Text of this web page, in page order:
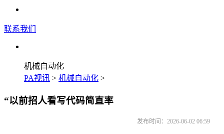
联系我们
机械自动化
PA视讯 > 机械自动化 >
“以前招人看写代码简直率
发布时间：2026-06-02 06:59